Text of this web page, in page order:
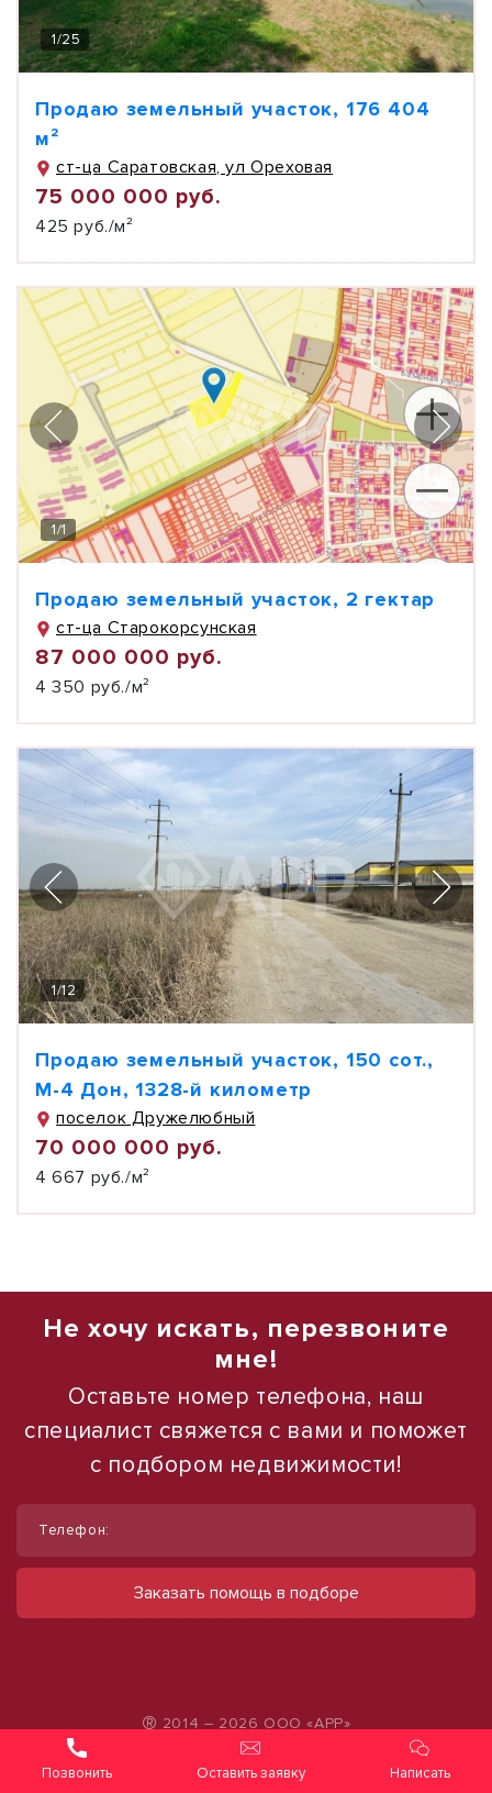
1/25
Продаю земельный участок, 176 404
м²
ст-ца Саратовская, ул Ореховая
75 000 000 руб.
425 руб./м²
1/1
Продаю земельный участок, 2 гектар
ст-ца Старокорсунская
87 000 000 руб.
4 350 руб./м²
1/12
Продаю земельный участок, 150 сот.,
М-4 Дон, 1328-й километр
поселок Дружелюбный
70 000 000 руб.
4 667 руб./м²
Не хочу искать, перезвоните
мне!
Оставьте номер телефона, наш
специалист свяжется с вами и поможет
с подбором недвижимости!
Телефон:
Заказать помощь в подборе
® 2014 – 2026 ООО «АРР»
Политика конфиденциальности персональной
Оставить заявку Написать